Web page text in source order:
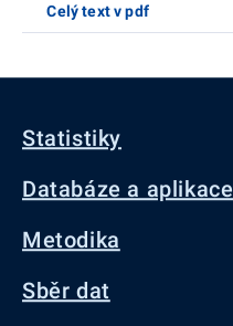
Celý text v pdf
Statistiky
Databáze a aplikace
Metodika
Sběr dat